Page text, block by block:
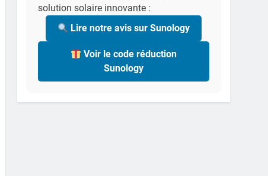
solution solaire innovante :
Lire notre avis sur Sunology
Voir le code réduction
Sunology